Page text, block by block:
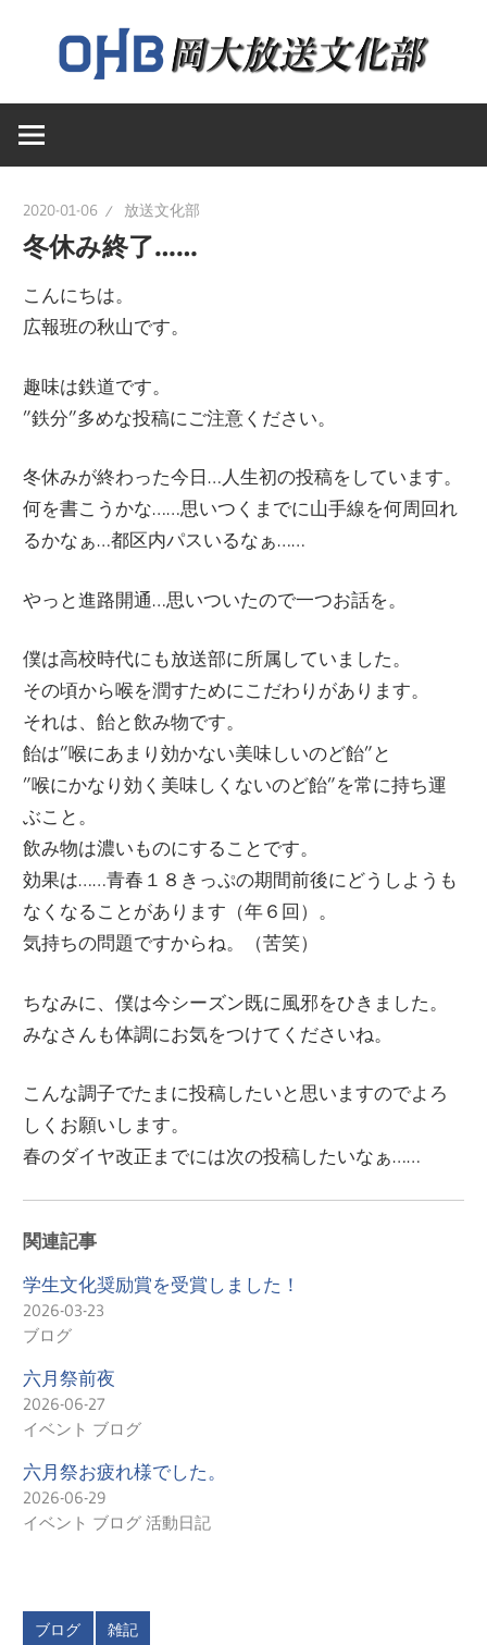
ン
へ
放
送
文
化
部
（OHB）
岡
大
送
文
化
部
ウ
ェ
ペ
ー
ジ
す
2020-01-06 放送文化部
冬休み終了……
こんにちは。
広報班の秋山です。
趣味は鉄道です。
”鉄分”多めな投稿にご注意ください。
冬休みが終わった今日…人生初の投稿をしています。
何を書こうかな……思いつくまでに山手線を何周回れ
るかなぁ…都区内パスいるなぁ……
やっと進路開通…思いついたので一つお話を。
僕は高校時代にも放送部に所属していました。
その頃から喉を潤すためにこだわりがあります。
それは、飴と飲み物です。
飴は”喉にあまり効かない美味しいのど飴”と
”喉にかなり効く美味しくないのど飴”を常に持ち運
ぶこと。
飲み物は濃いものにすることです。
効果は……青春１８きっぷの期間前後にどうしようも
なくなることがあります（年６回）。
気持ちの問題ですからね。（苦笑）
ちなみに、僕は今シーズン既に風邪をひきました。
みなさんも体調にお気をつけてくださいね。
こんな調子でたまに投稿したいと思いますのでよろ
しくお願いします。
春のダイヤ改正までには次の投稿したいなぁ……
関連記事
学生文化奨励賞を受賞しました！
2026-03-23
ブログ
六月祭前夜
2026-06-27
イベント ブログ
六月祭お疲れ様でした。
2026-06-29
イベント ブログ 活動日記
ブログ 雑記